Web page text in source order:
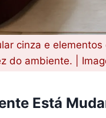
cinza e
do ambiente. |
Está